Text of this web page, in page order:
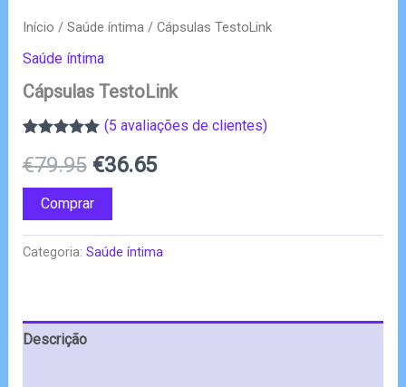
Início / Saúde íntima/ Cápsulas TestoLink
Saúde íntima
Cápsulas TestoLink
com5.00em
5 com base
em
classificações
de clientes
(5 avaliações de clientes)
€79.95 O
preço
original
€36.65O
atual
Comprar
Categoria: Saúde íntima
Descrição